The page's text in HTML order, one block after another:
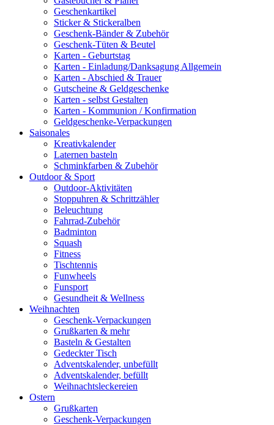
Geschenkartikel
Sticker & Stickeralben
Geschenk-Bänder & Zubehör
Geschenk-Tüten & Beutel
Karten - Geburtstag
Karten - Einladung/Danksagung Allgemein
Karten - Abschied & Trauer
Gutscheine & Geldgeschenke
Karten - selbst Gestalten
Karten - Kommunion / Konfirmation
Geldgeschenke-Verpackungen
Saisonales
Kreativkalender
Laternen basteln
Schminkfarben & Zubehör
Outdoor & Sport
Outdoor-Aktivitäten
Stoppuhren & Schrittzähler
Beleuchtung
Fahrrad-Zubehör
Badminton
Squash
Fitness
Tischtennis
Funwheels
Funsport
Gesundheit & Wellness
Weihnachten
Geschenk-Verpackungen
Grußkarten & mehr
Basteln & Gestalten
Gedeckter Tisch
Adventskalender, unbefüllt
Adventskalender, befüllt
Weihnachtsleckereien
Ostern
Grußkarten
Geschenk-Verpackungen